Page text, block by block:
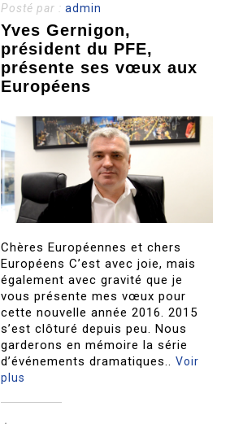
Posté par :admin
Yves Gernigon,
président du PFE,
présente ses vœux aux
Européens
Chères Européennes et chers
Européens C’est avec joie, mais
également avec gravité que je
vous présente mes vœux pour
cette nouvelle année 2016. 2015
s’est clôturé depuis peu. Nous
garderons en mémoire la série
d’événements dramatiques..Voir
plus